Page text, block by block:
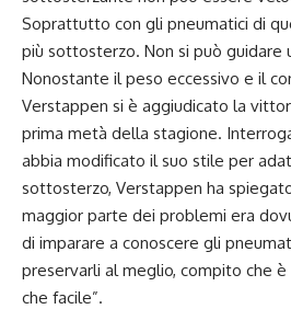
Soprattutto con gli pneumatici di
più sottosterzo. Non si può guidare
Nonostante il peso eccessivo e il
Verstappen si è aggiudicato la
prima metà della stagione.
abbia modificato il suo stile per
sottosterzo, Verstappen ha
maggior parte dei problemi era
di imparare a conoscere gli
preservarli al meglio, compito che
che facile”.